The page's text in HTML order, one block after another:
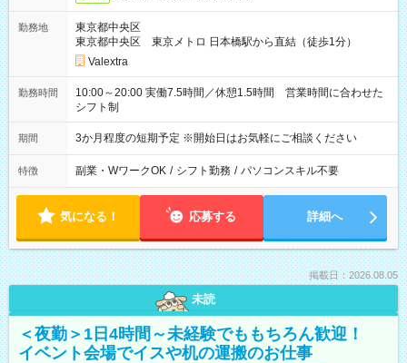
勤務地
東京都中央区
東京都中央区 東京メトロ 日本橋駅から直結（徒歩1分）
Valextra
勤務時間
10:00～20:00 実働7.5時間／休憩1.5時間 営業時間に合わせた
シフト制
期間 3か月程度の短期予定 ※開始日はお気軽にご相談ください
特徴 副業・WワークOK / シフト勤務 / パソコンスキル不要
気になる！ 応募する 詳細へ
掲載日：2026.08.05
未読
＜夜勤＞1日4時間～未経験でももちろん歓迎！
イベント会場でイスや机の運搬のお仕事